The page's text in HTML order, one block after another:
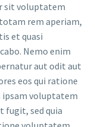
sit voluptatem
rem aperiam,
et quasi
Nemo enim
aut odit aut
eos qui ratione
ipsam voluptatem
fugit, sed quia